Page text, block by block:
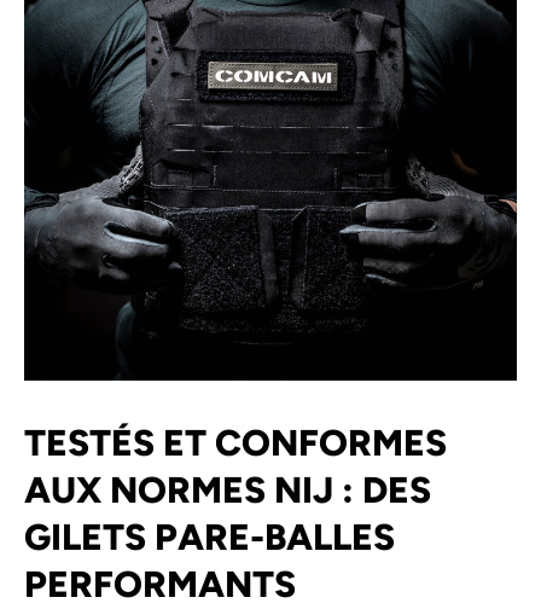
TESTÉS ET CONFORMES
AUX NORMES NIJ : DES
GILETS PARE-BALLES
PERFORMANTS